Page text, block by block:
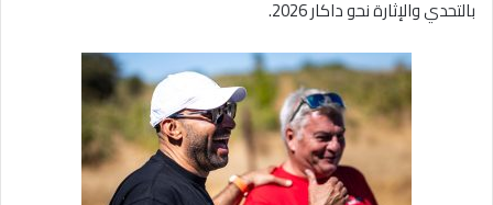
بالتحدي والإثارة نحو داكار 2026.